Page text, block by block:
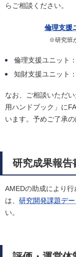
らご相談ください。
倫理支援
※研究班
倫理支援ユニット
知財支援ユニット
なお、ご相談いただ
用ハンドブック」に
います。予めご了承
研究成果報告
AMEDの助成により
は、 研究開発課題デー
い。